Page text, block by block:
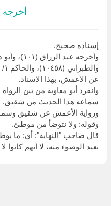
إسناده صحيح.
عن الأعمش، بهذا الإسناد.
وانفرد أبو معاوية من بين
سماعه هذا الحديث من شقيق.
ورواية الأعمش عن شقيق
وقوله: ولا نتوضأ من موطئ.
قال صاحب "النهاية": أي: ما
نعيد الوضوء منه، لا أنهم كانوا